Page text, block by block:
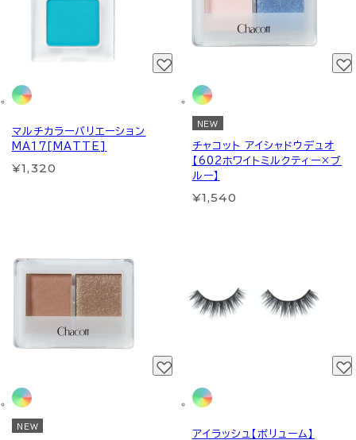
マルチカラーバリエーション
MA17[MATTE]
¥1,320
NEW
チャコット アイシャドウデュオ
【602ホワイトミルクティー×ブ
ルー】
¥1,540
NEW
アイラッシュ【ボリューム】